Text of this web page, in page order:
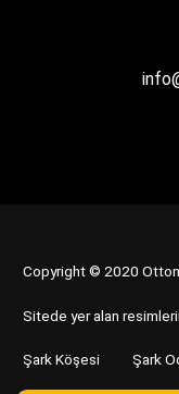
Copyright © 2020
Sitede yer alan
Şark Köşesi Şark